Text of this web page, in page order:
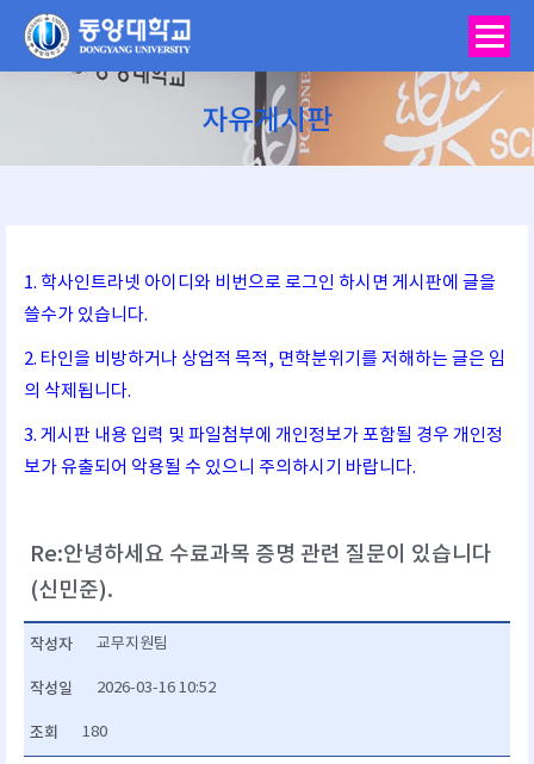
자유게시판
You are here:
1. 학사인트라넷 아이디와 비번으로 로그인 하시면 게시판에 글을
쓸수가 있습니다.
2. 타인을 비방하거나 상업적 목적, 면학분위기를 저해하는 글은 임
의 삭제됩니다.
3. 게시판 내용 입력 및 파일첨부에 개인정보가 포함될 경우 개인정
보가 유출되어 악용될 수 있으니 주의하시기 바랍니다.
Re:안녕하세요 수료과목 증명 관련 질문이 있습니다
(신민준).
작성자 교무지원팀
작성일 2026-03-16 10:52
조회 180